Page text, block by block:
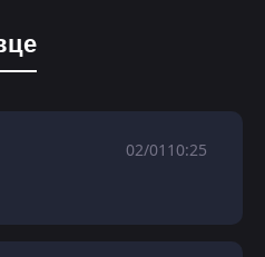
02/01 10:25